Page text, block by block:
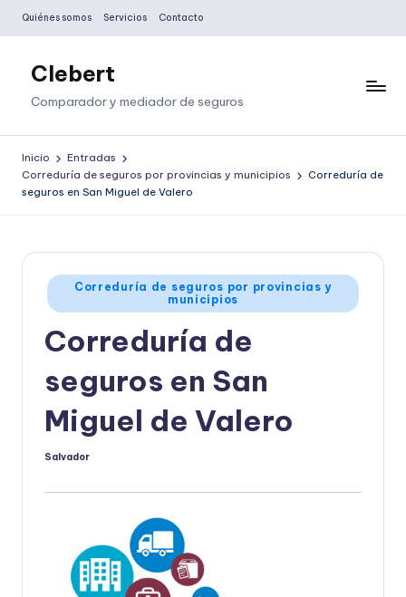
Saltar
contenido
Quiénes somos Servicios Contacto
Clebert
Comparador y mediador de seguros
Inicio
Entradas
Correduría de seguros por provincias y municipios
Correduría de
seguros en San Miguel de Valero
Publicado
en
Correduría de seguros por provincias y
municipios
Correduría de
seguros en San
Miguel de Valero
Publicado
Salvador